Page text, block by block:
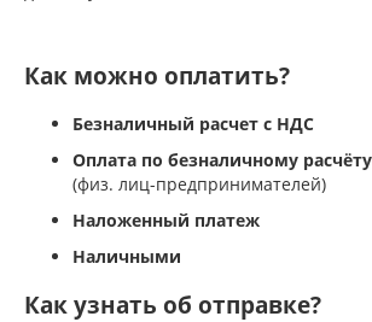
Как можно оплатить?
Безналичный расчет с НДС
Оплата по безналичному
(физ. лиц-предпринимателей)
Наложенный платеж
Наличными
Как узнать об отправке?